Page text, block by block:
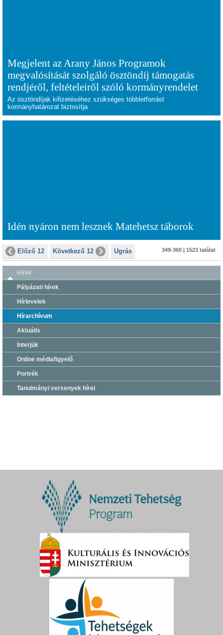
Megjelent az Arany János Programok
megvalósítását szolgáló ösztöndíj támogatás
rendjéről, feltételeiről szóló kormányrendelet
Az ösztöndíjak kifizetéséhez szükséges többletforrást
kormányhatározat biztosítja
Idén nyáron nem lesznek Matehetsz táborok
Előző 12 Következő 12 Ugrás 349-360 | 1523 találat
Hírek
Pályázati hírek
Hírlevelek
Hírarchívum
Aktuális
Interjúk
Online médiafigyelő
Portrék
Tanulmányi versenyek hírei